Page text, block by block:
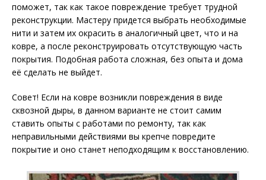
поможет, так как такое повреждение требует трудной
реконструкции. Мастеру придется выбрать необходимые
нити и затем их окрасить в аналогичный цвет, что и на
ковре, а после реконструировать отсутствующую часть
покрытия. Подобная работа сложная, без опыта и дома
её сделать не выйдет.
Совет! Если на ковре возникли повреждения в виде
сквозной дыры, в данном варианте не стоит самим
ставить опыты с работами по ремонту, так как
неправильными действиями вы крепче повредите
покрытие и оно станет неподходящим к восстановлению.